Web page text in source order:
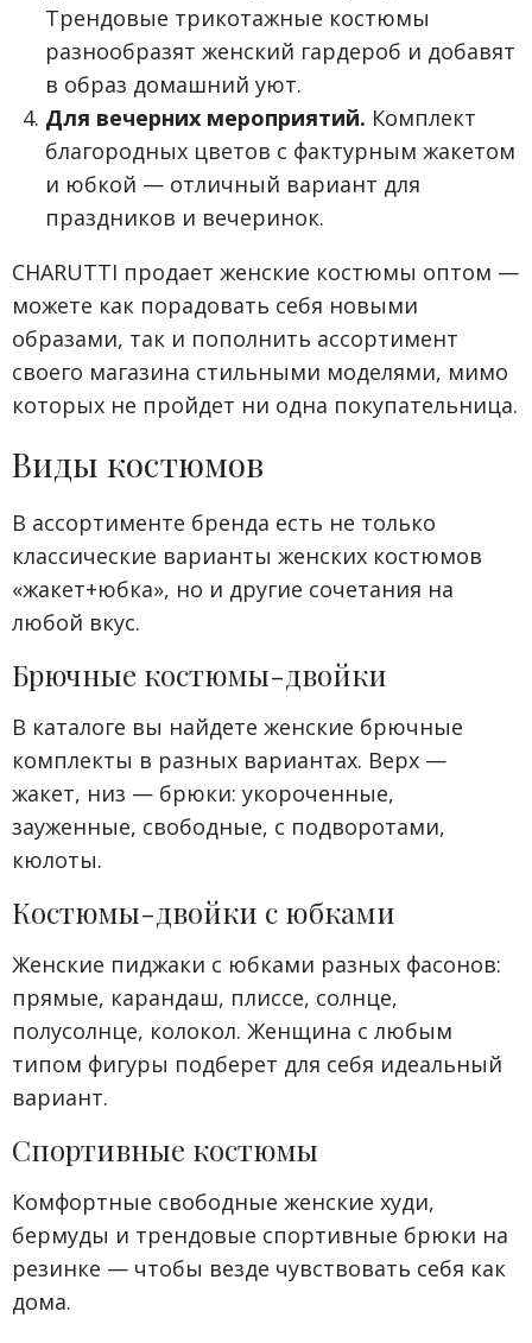
Трендовые трикотажные костюмы
разнообразят женский гардероб и добавят
в образ домашний уют.
Для вечерних мероприятий. Комплект
благородных цветов с фактурным жакетом
и юбкой — отличный вариант для
праздников и вечеринок.
CHARUTTI продает женские костюмы оптом —
можете как порадовать себя новыми
образами, так и пополнить ассортимент
своего магазина стильными моделями, мимо
которых не пройдет ни одна покупательница.
Виды костюмов
В ассортименте бренда есть не только
классические варианты женских костюмов
«жакет+юбка», но и другие сочетания на
любой вкус.
Брючные костюмы-двойки
В каталоге вы найдете женские брючные
комплекты в разных вариантах. Верх —
жакет, низ — брюки: укороченные,
зауженные, свободные, с подворотами,
кюлоты.
Костюмы-двойки с юбками
Женские пиджаки с юбками разных фасонов:
прямые, карандаш, плиссе, солнце,
полусолнце, колокол. Женщина с любым
типом фигуры подберет для себя идеальный
вариант.
Спортивные костюмы
Комфортные свободные женские худи,
бермуды и трендовые спортивные брюки на
резинке — чтобы везде чувствовать себя как
дома.